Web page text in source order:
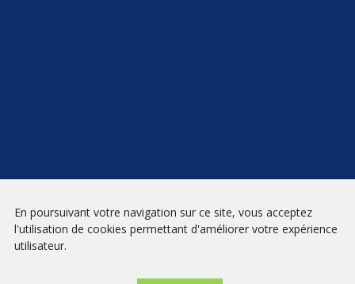
NEWSLETTER
En poursuivant votre navigation sur ce site, vous acceptez
l'utilisation de cookies permettant d'améliorer votre expérience
utilisateur.